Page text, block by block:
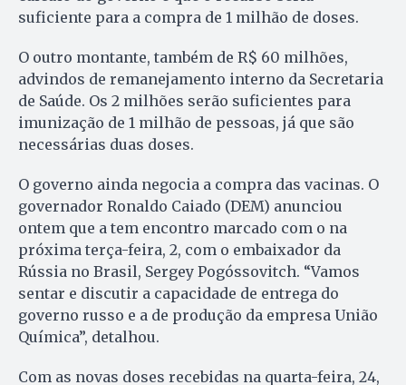
suficiente para a compra de 1 milhão de doses.
O outro montante, também de R$ 60 milhões,
advindos de remanejamento interno da Secretaria
de Saúde. Os 2 milhões serão suficientes para
imunização de 1 milhão de pessoas, já que são
necessárias duas doses.
O governo ainda negocia a compra das vacinas. O
governador Ronaldo Caiado (DEM) anunciou
ontem que a tem encontro marcado com o na
próxima terça-feira, 2, com o embaixador da
Rússia no Brasil, Sergey Pogóssovitch. “Vamos
sentar e discutir a capacidade de entrega do
governo russo e a de produção da empresa União
Química”, detalhou.
Com as novas doses recebidas na quarta-feira, 24,